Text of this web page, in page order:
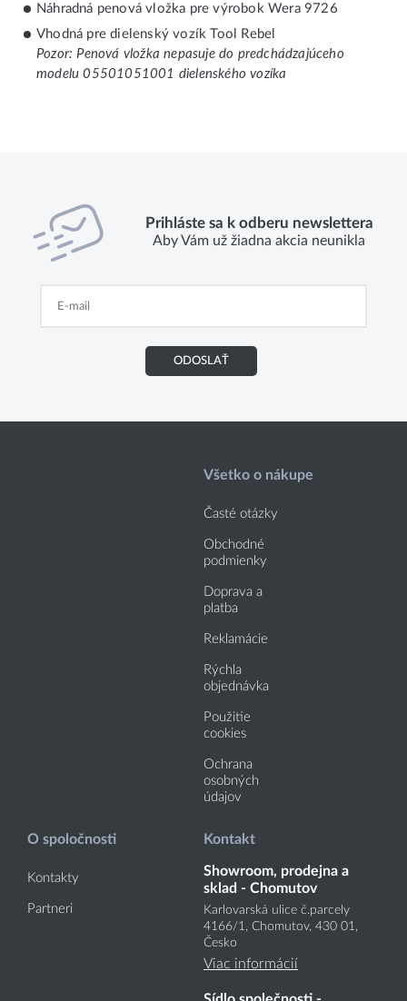
Náhradná penová vložka pre výrobok Wera 9726
Vhodná pre dielenský vozík Tool Rebel
Pozor: Penová vložka nepasuje do predchádzajúceho
modelu 05501051001 dielenského vozíka
Prihláste sa k odberu newslettera
Aby Vám už žiadna akcia neunikla
ODOSLAŤ
Všetko o nákupe
Časté otázky
Obchodné
podmienky
Doprava a
platba
Reklamácie
Rýchla
objednávka
Použitie
cookies
Ochrana
osobných
údajov
O spoločnosti
Kontakty
Partneri
Kontakt
Showroom, prodejna a
sklad - Chomutov
Karlovarská ulice č.parcely
4166/1, Chomutov, 430 01,
Česko
Viac informácií